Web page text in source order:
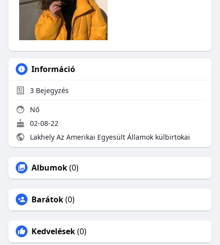
Információ
3Bejegyzés
Nő
02-08-22
Lakhely Az Amerikai Egyesült Államok külbirtokai
Albumok(0)
Barátok(0)
Kedvelések(0)